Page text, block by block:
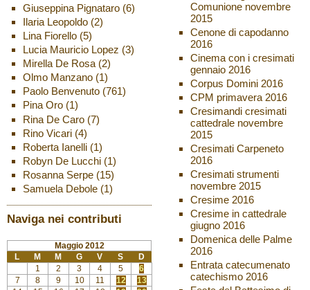
Giuseppina Pignataro(6)
Ilaria Leopoldo(2)
Lina Fiorello(5)
Lucia Mauricio Lopez (3)
Mirella De Rosa(2)
Olmo Manzano(1)
Paolo Benvenuto(761)
Pina Oro(1)
Rina De Caro(7)
Rino Vicari(4)
Roberta Ianelli(1)
Robyn De Lucchi(1)
Rosanna Serpe(15)
Samuela Debole(1)
Naviga nei contributi
Maggio 2012
L
M M G V S
D
1
2 3 4 5
6
7
8 9 10 11 12
13
Comunione novembre
2015
Cenone di capodanno
2016
Cinema con i cresimati
gennaio 2016
Corpus Domini 2016
CPM primavera 2016
Cresimandi cresimati
cattedrale novembre
2015
Cresimati Carpeneto
2016
Cresimati strumenti
novembre 2015
Cresime 2016
Cresime in cattedrale
giugno 2016
Domenica delle Palme
2016
Entrata catecumenato
catechismo 2016